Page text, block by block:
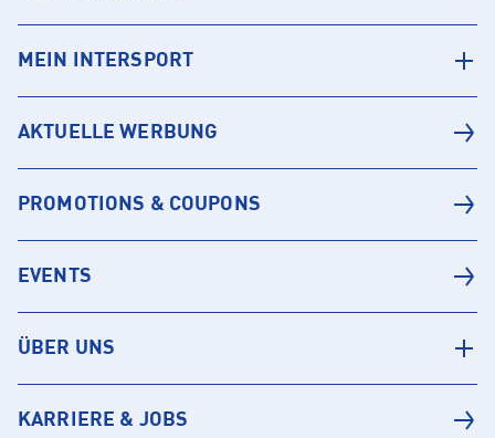
MEIN INTERSPORT
AKTUELLE WERBUNG
PROMOTIONS & COUPONS
EVENTS
ÜBER UNS
KARRIERE & JOBS